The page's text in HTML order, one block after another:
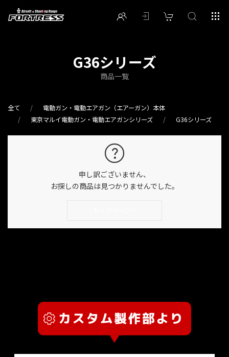
G36シリーズ
商品一覧
全て
電動ガン・電動エアガン（エアーガン）本体
東京マルイ電動ガン・電動エアガンシリーズ
G36シリーズ
申し訳ございません、
お探しの商品は見つかりませんでした。